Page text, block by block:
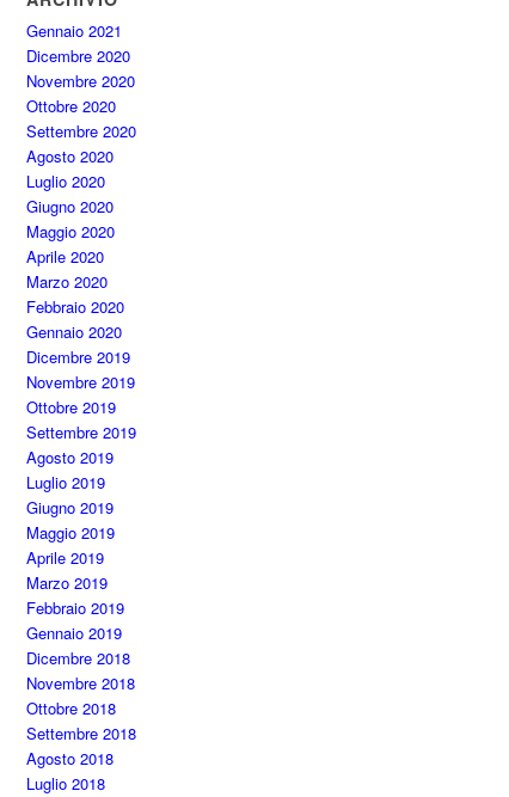
Gennaio 2021
Dicembre 2020
Novembre 2020
Ottobre 2020
Settembre 2020
Agosto 2020
Luglio 2020
Giugno 2020
Maggio 2020
Aprile 2020
Marzo 2020
Febbraio 2020
Gennaio 2020
Dicembre 2019
Novembre 2019
Ottobre 2019
Settembre 2019
Agosto 2019
Luglio 2019
Giugno 2019
Maggio 2019
Aprile 2019
Marzo 2019
Febbraio 2019
Gennaio 2019
Dicembre 2018
Novembre 2018
Ottobre 2018
Settembre 2018
Agosto 2018
Luglio 2018